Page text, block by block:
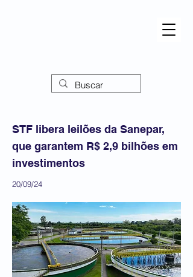
STF libera leilões da Sanepar,
que garantem R$ 2,9 bilhões em
investimentos
20/09/24